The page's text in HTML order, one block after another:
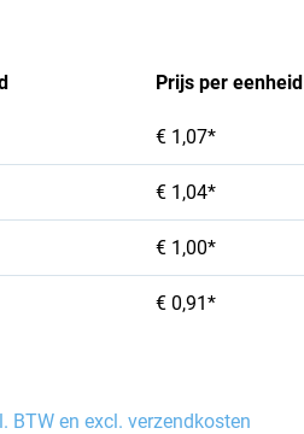
Prijs per eenheid
€ 1,07*
€ 1,04*
€ 1,00*
€ 0,91*
BTW en excl. verzendkosten